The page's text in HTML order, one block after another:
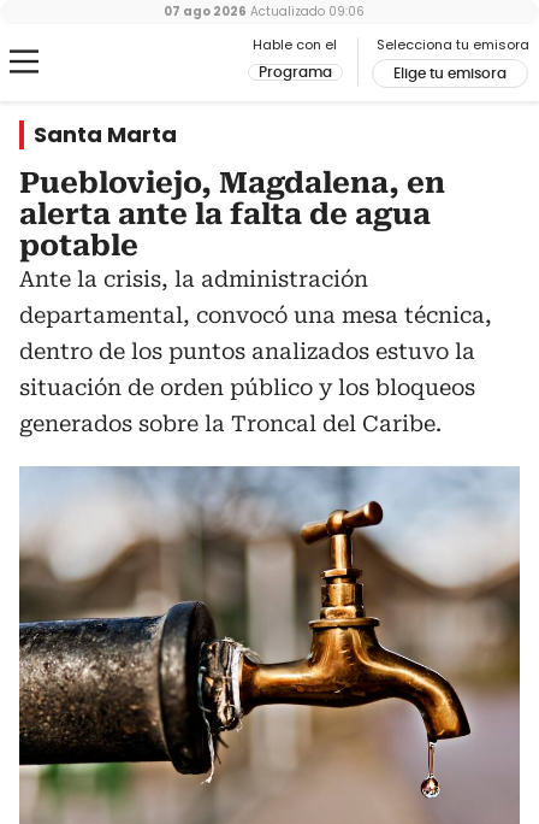
Hable con el
Programa
Selecciona tu emisora
Elige tu emisora
07 ago 2026 Actualizado 09:06
Santa Marta
Puebloviejo, Magdalena, en
alerta ante la falta de agua
potable
Ante la crisis, la administración
departamental, convocó una mesa técnica,
dentro de los puntos analizados estuvo la
situación de orden público y los bloqueos
generados sobre la Troncal del Caribe.